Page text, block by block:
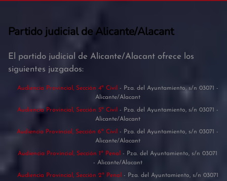
Partido judicial de Alicante/Alacant
El partido judicial de Alicante/Alacant ofrece los
siguientes juzgados:
Audiencia Provincial, Sección 4ª Civil - Pza. del Ayuntamiento, s/n 03071 -
Alicante/Alacant
Audiencia Provincial, Sección 5ª Civil - Pza. del Ayuntamiento, s/n 03071 -
Alicante/Alacant
Audiencia Provincial, Sección 6ª Civil - Pza. del Ayuntamiento, s/n 03071 -
Alicante/Alacant
Audiencia Provincial, Sección 1ª Penal - Pza. del Ayuntamiento, s/n 03071
- Alicante/Alacant
Audiencia Provincial, Sección 2ª Penal - Pza. del Ayuntamiento, s/n 03071